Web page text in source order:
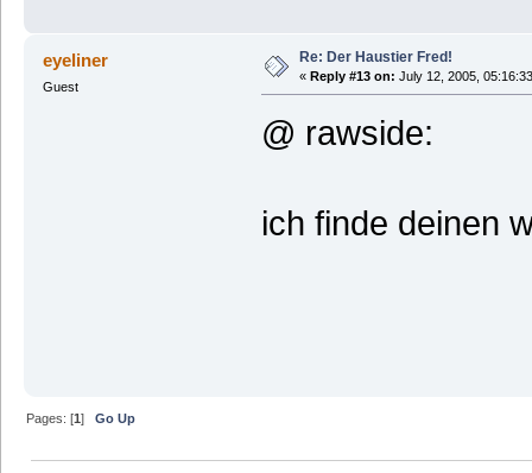
eyeliner
Guest
Re: Der Haustier Fred!
« Reply #13 on: July 12, 2005,
@ rawside:
ich finde deinen
Pages: [1]Go Up